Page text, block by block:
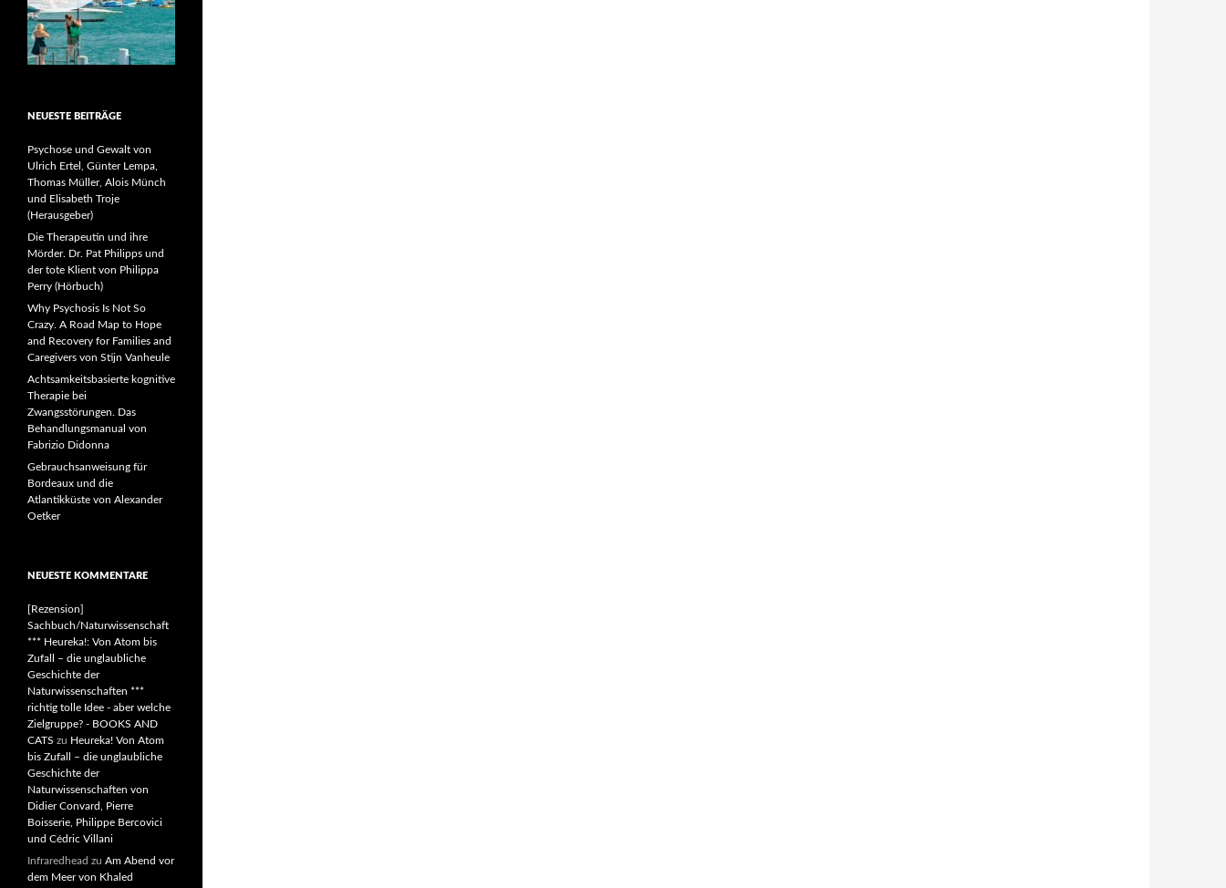
NEUESTE BEITRÄGE
Psychose und Gewalt von
Ulrich Ertel, Günter Lempa,
Thomas Müller, Alois Münch
und Elisabeth Troje
(Herausgeber)
Die Therapeutin und ihre
Mörder. Dr. Pat Philipps und
der tote Klient von Philippa
Perry (Hörbuch)
Why Psychosis Is Not So
Crazy. A Road Map to Hope
and Recovery for Families and
Caregivers von Stijn Vanheule
Achtsamkeitsbasierte kognitive
Therapie bei
Zwangsstörungen. Das
Behandlungsmanual von
Fabrizio Didonna
Gebrauchsanweisung für
Bordeaux und die
Atlantikküste von Alexander
Oetker
NEUESTE KOMMENTARE
[Rezension]
Sachbuch/Naturwissenschaft
*** Heureka!: Von Atom bis
Zufall – die unglaubliche
Geschichte der
Naturwissenschaften ***
richtig tolle Idee - aber welche
Zielgruppe? - BOOKS AND
CATS zu Heureka! Von Atom
bis Zufall – die unglaubliche
Geschichte der
Naturwissenschaften von
Didier Convard, Pierre
Boisserie, Philippe Bercovici
und Cédric Villani
Infraredhead zu Am Abend vor
dem Meer von Khaled